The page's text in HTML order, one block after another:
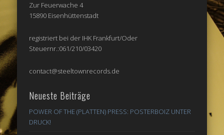
Zur Feuerwache 4
15890 Eisenhüttenstadt
registriert bei der IHK Frankfurt/Oder
Steuernr.:061/210/03420
contact@steeltownrecords.de
Neueste Beiträge
POWER OF THE (PLATTEN) PRESS: POSTERBOIZ UNTER
DRUCK!